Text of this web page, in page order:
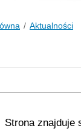
Aktualności
Strona znajduje